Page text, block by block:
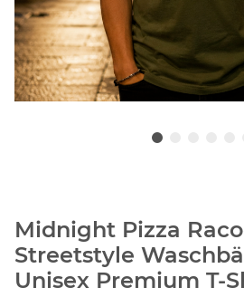
Midnight Pizza
Streetstyle
Unisex Premium T-